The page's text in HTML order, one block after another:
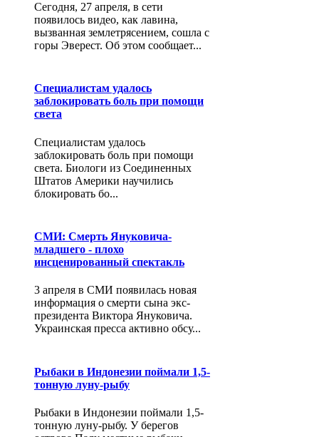
Сегодня, 27 апреля, в сети
появилось видео, как лавина,
вызванная землетрясением, сошла с
горы Эверест. Об этом сообщает...
Специалистам удалось
заблокировать боль при помощи
света
Специалистам удалось
заблокировать боль при помощи
света. Биологи из Соединенных
Штатов Америки научились
блокировать бо...
СМИ: Смерть Януковича-
младшего - плохо
инсценированный спектакль
3 апреля в СМИ появилась новая
информация о смерти сына экс-
президента Виктора Януковича.
Украинская пресса активно обсу...
Рыбаки в Индонезии поймали 1,5-
тонную луну-рыбу
Рыбаки в Индонезии поймали 1,5-
тонную луну-рыбу. У берегов